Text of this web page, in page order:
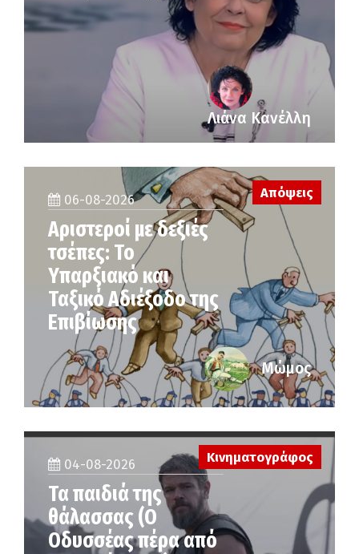
Λιάνα Κανέλλη
06-08-2026
Αριστεροί με δεξιές
τσέπες: Το
Υπαρξιακό και
Ταξικό Αδιέξοδο της
Επιβίωσης
Απόψεις
Μώμος
04-08-2026
Τα παιδιά της
θάλασσας (Ο
Οδυσσέας πέρα από
Κινηματογράφος